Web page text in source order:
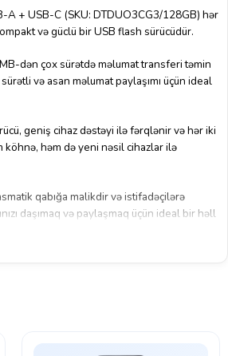
+ USB-C (SKU: DTDUO3CG3/128GB) hər
və güclü bir USB flash sürücüdür.
dən çox sürətdə məlumat transferi təmin
və asan məlumat paylaşımı üçün ideal
geniş cihaz dəstəyi ilə fərqlənir və hər iki
köhnə, həm də yeni nəsil cihazlar ilə
qabığa malikdir və istifadəçilərə
daşımaq və paylaşmaq üçün ideal bir həll